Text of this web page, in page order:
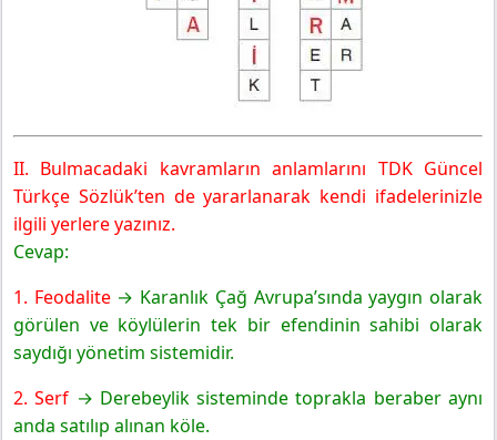
II. Bulmacadaki kavramların anlamlarını TDK Güncel
Türkçe Sözlük’ten de yararlanarak kendi ifadelerinizle
ilgili yerlere yazınız.
Cevap:
1. Feodalite→ Karanlık Çağ Avrupa’sında yaygın olarak
görülen ve köylülerin tek bir efendinin sahibi olarak
saydığı yönetim sistemidir.
2. Serf → Derebeylik sisteminde toprakla beraber aynı
anda satılıp alınan köle.